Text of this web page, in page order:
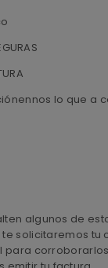
lo que a
algunos de
solicitaremos tu
para